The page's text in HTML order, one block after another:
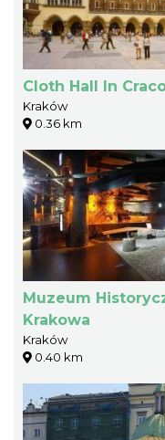
Cloth Hall In
Kraków
0.36 km
Muzeum
Krakowa
Kraków
0.40 km